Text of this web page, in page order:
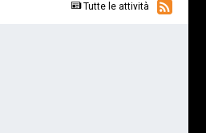
Tutte le attività